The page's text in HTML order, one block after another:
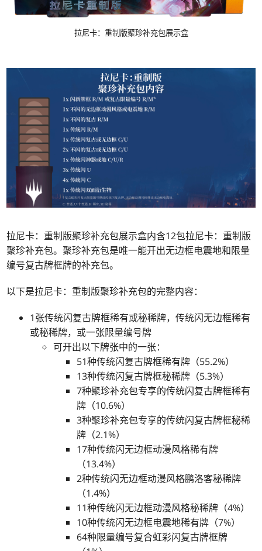
拉尼卡：重制版聚珍补充包展示盒
拉尼卡：重制版聚珍补充包展示盒内含12包拉尼卡：重制版
聚珍补充包。聚珍补充包是唯一能开出无边框电震地和限量
编号复古牌框牌的补充包。
以下是拉尼卡：重制版聚珍补充包的完整内容：
1张传统闪复古牌框稀有或秘稀牌，传统闪无边框稀有
或秘稀牌，或一张限量编号牌
可开出以下牌张中的一张：
51种传统闪复古牌框稀有牌（55.2%）
13种传统闪复古牌框秘稀牌（5.3%）
7种聚珍补充包专享的传统闪复古牌框稀有
牌（10.6%）
3种聚珍补充包专享的传统闪复古牌框秘稀
牌（2.1%）
17种传统闪无边框动漫风格稀有牌
（13.4%）
2种传统闪无边框动漫风格鹏洛客秘稀牌
（1.4%）
11种传统闪无边框动漫风格秘稀牌（4%）
10种传统闪无边框电震地稀有牌（7%）
64种限量编号复合虹彩闪复古牌框牌